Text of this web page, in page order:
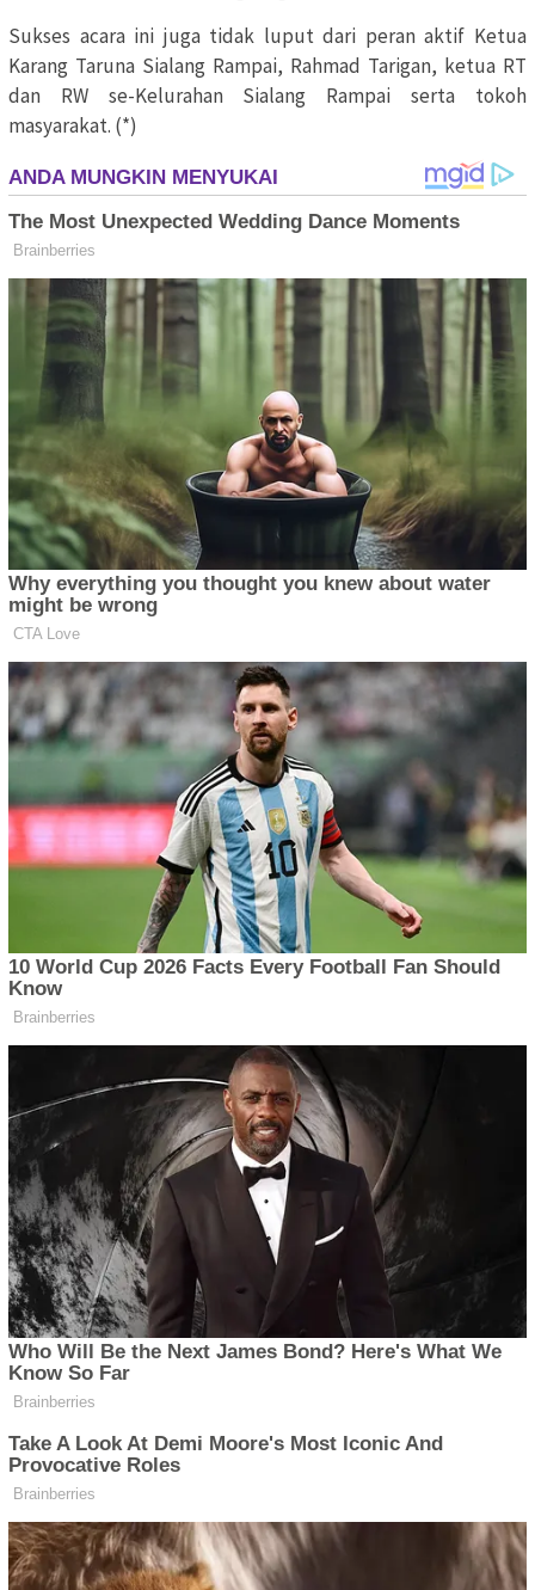
Sukses acara ini juga tidak luput dari peran aktif Ketua
Karang Taruna Sialang Rampai, Rahmad Tarigan, ketua RT
dan RW se-Kelurahan Sialang Rampai serta tokoh
masyarakat. (*)